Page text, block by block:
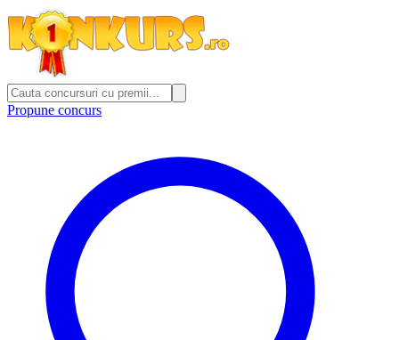
Propune concurs